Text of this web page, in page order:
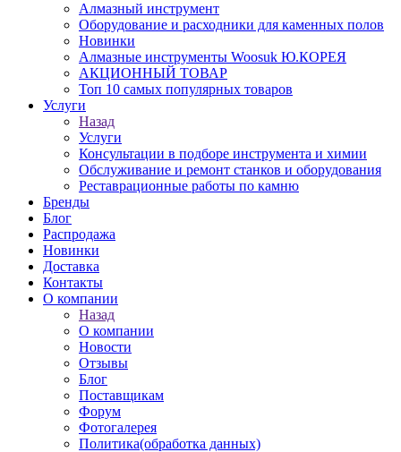
Алмазный инструмент
Оборудование и расходники для каменных полов
Новинки
Алмазные инструменты Woosuk Ю.КОРЕЯ
АКЦИОННЫЙ ТОВАР
Топ 10 самых популярных товаров
Услуги
Назад
Услуги
Консультации в подборе инструмента и химии
Обслуживание и ремонт станков и оборудования
Реставрационные работы по камню
Бренды
Блог
Распродажа
Новинки
Доставка
Контакты
О компании
Назад
О компании
Новости
Отзывы
Блог
Поставщикам
Форум
Фотогалерея
Политика(обработка данных)